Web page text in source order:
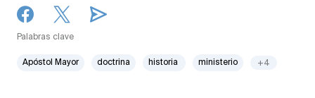
Palabras clave
Apóstol Mayor doctrina historia ministerio +4